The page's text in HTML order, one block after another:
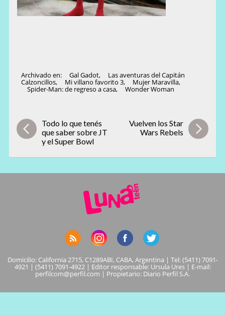
Archivado en: Gal Gadot, Las aventuras del Capitán
Calzoncillos, Mi villano favorito 3, Mujer Maravilla,
Spider-Man: de regreso a casa, Wonder Woman
Todo lo que tenés
que saber sobre JT
y el Super Bowl
Vuelven los Star
Wars Rebels
Domicilio: California 2715, C1289ABI, CABA, Argentina | Tel: (5411) 7091-
4921 | (5411) 7091-4922 | Editor responsable: Ursula Ures | E-mail:
perfilcom@perfil.com | Propietario: Diario Perfil S.A.